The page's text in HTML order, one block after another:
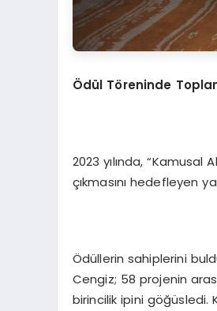
Ödül Töreninde
2023 yılında,
çıkmasını hedefleyen
Ödüllerin sahiplerini
Cengiz; 58 projenin
birincilik ipini göğüsledi.